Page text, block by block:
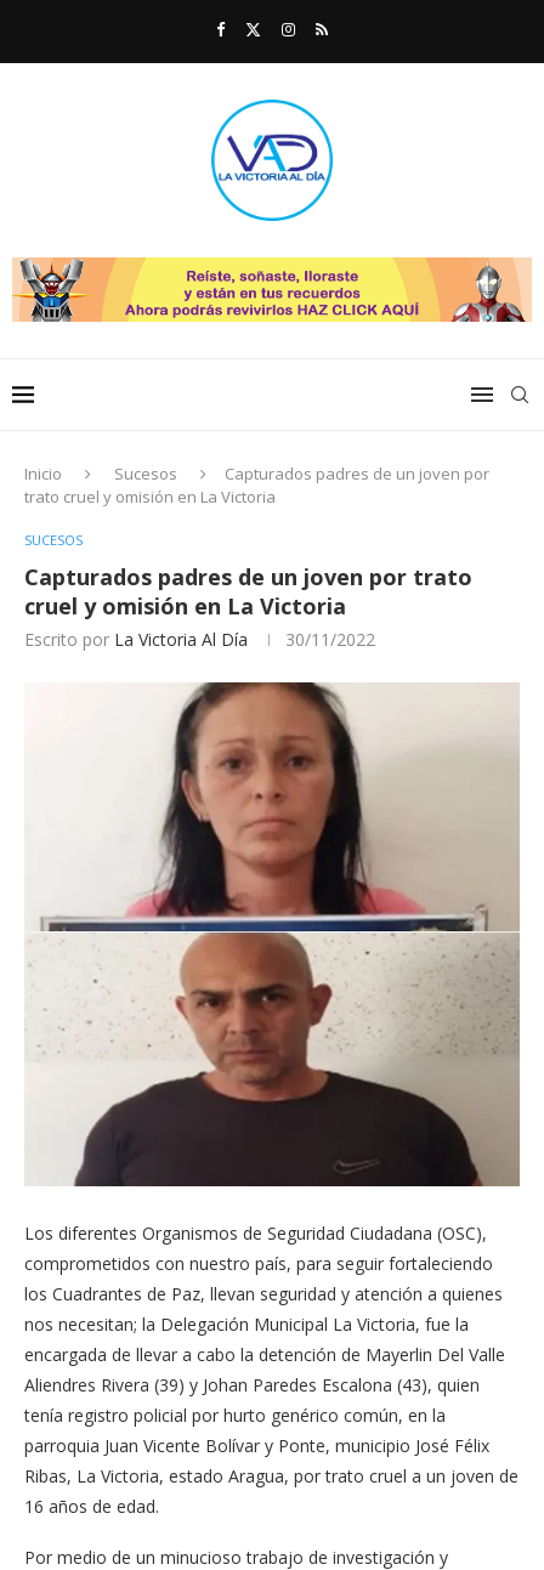
Inicio Sucesos
Capturados padres de un joven por
trato cruel y omisión en La Victoria
SUCESOS
Capturados padres de un joven por trato
cruel y omisión en La Victoria
Escrito por La Victoria Al Día 30/11/2022
Los diferentes Organismos de Seguridad Ciudadana (OSC),
comprometidos con nuestro país, para seguir fortaleciendo
los Cuadrantes de Paz, llevan seguridad y atención a quienes
nos necesitan; la Delegación Municipal La Victoria, fue la
encargada de llevar a cabo la detención de Mayerlin Del Valle
Aliendres Rivera (39) y Johan Paredes Escalona (43), quien
tenía registro policial por hurto genérico común, en la
parroquia Juan Vicente Bolívar y Ponte, municipio José Félix
Ribas, La Victoria, estado Aragua, por trato cruel a un joven de
16 años de edad.
Por medio de un minucioso trabajo de investigación y